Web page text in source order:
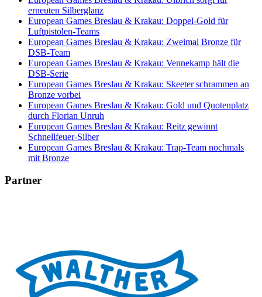
erneuten Silberglanz
European Games Breslau & Krakau: Doppel-Gold für
Luftpistolen-Teams
European Games Breslau & Krakau: Zweimal Bronze für
DSB-Team
European Games Breslau & Krakau: Vennekamp hält die
DSB-Serie
European Games Breslau & Krakau: Skeeter schrammen an
Bronze vorbei
European Games Breslau & Krakau: Gold und Quotenplatz
durch Florian Unruh
European Games Breslau & Krakau: Reitz gewinnt
Schnellfeuer-Silber
European Games Breslau & Krakau: Trap-Team nochmals
mit Bronze
Partner